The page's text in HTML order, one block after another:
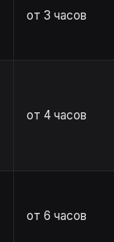
от 3 часов
от 4 часов
от 6 часов